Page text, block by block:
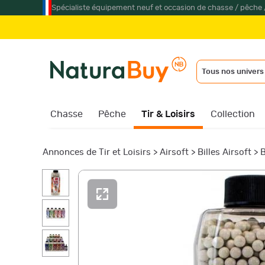
Spécialiste équipement neuf et occasion de chasse / pêche
Tous nos univers
Chasse Pêche Tir & Loisirs Collection
Annonces de Tir et Loisirs > Airsoft > Billes Airsoft >